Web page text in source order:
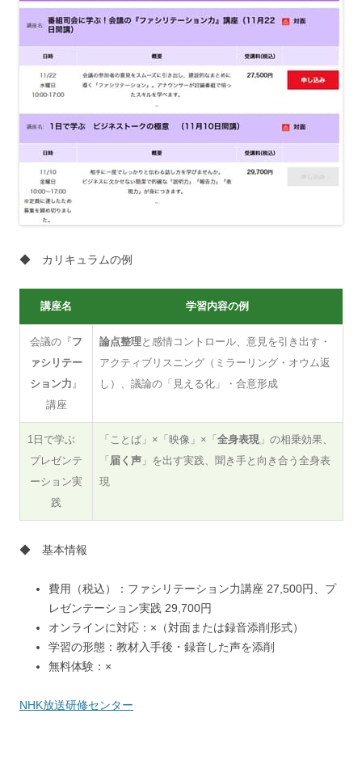
◆ カリキュラムの例
講座名 学習内容の例
会議の『フ
ァシリテー
ション力 』
講座
論点整理と感情コントロール、意見を引き出す・
アクティブリスニング（ミラーリング・オウム返
し）、議論の「見える化」・合意形成
1日で学ぶ
プレゼンテ
ーション実
践
「ことば」×「映像」×「全身表現 」の相乗効果、
「届く声 」を出す実践、聞き手と向き合う全身表
現
◆ 基本情報
費用（税込）：ファシリテーション力講座 27,500円、プ
レゼンテーション実践 29,700円
オンラインに対応：×（対面または録音添削形式）
学習の形態：教材入手後・録音した声を添削
無料体験：×
NHK放送研修センター